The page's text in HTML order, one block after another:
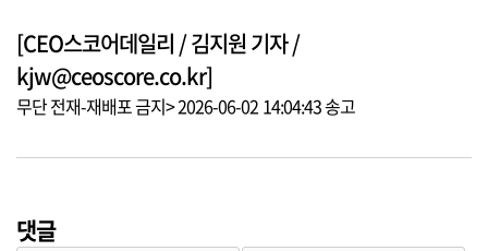
[CEO스코어데일리 / 김지원 기자 /
kjw@ceoscore.co.kr]
무단 전재-재배포 금지> 2026-06-02 14:04:43 송고
댓글